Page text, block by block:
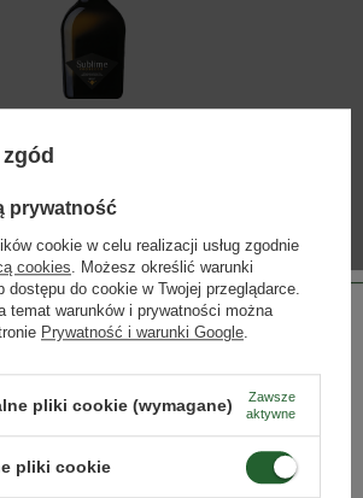
Prosecco Brut
WSU13
ukończone 18 lat?
prywatność
cookie w celu realizacji usług zgodnie
cookies. Możesz określić warunki
dostępu do cookie w Twojej przeglądarce.
temat warunków i prywatności można
Prywatność i warunki Google.
pliki cookie (wymagane)
Zawsze
aktywne
pliki cookie